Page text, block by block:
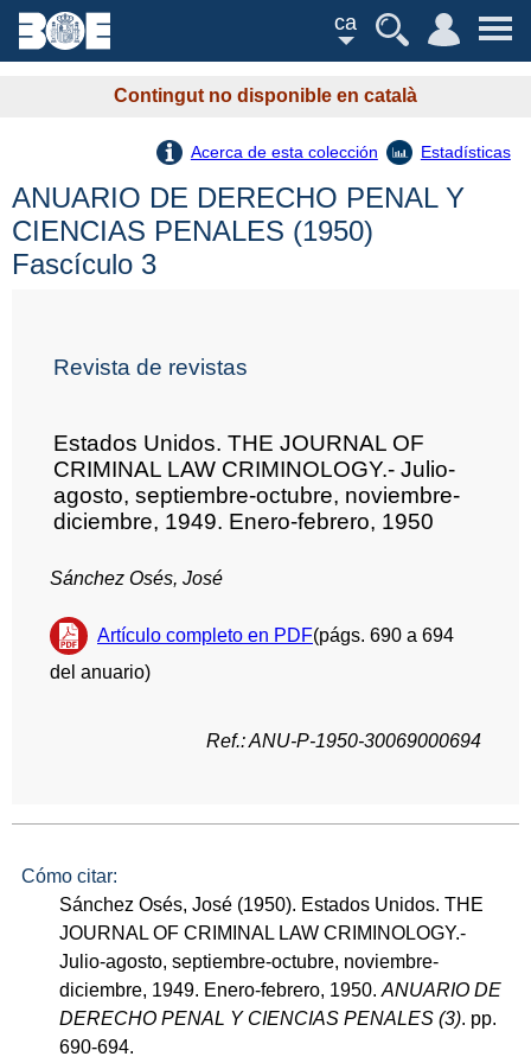
ca
Contingut no disponible en català
Acerca de esta colección Estadísticas
ANUARIO DE DERECHO PENAL Y
CIENCIAS PENALES (1950)
Fascículo 3
Revista de revistas
Estados Unidos. THE JOURNAL OF
CRIMINAL LAW CRIMINOLOGY.- Julio-
agosto, septiembre-octubre, noviembre-
diciembre, 1949. Enero-febrero, 1950
Sánchez Osés, José
Artículo completo en PDF(págs. 690 a 694
del anuario)
Ref.: ANU-P-1950-30069000694
Cómo citar:
Sánchez Osés, José (1950). Estados Unidos. THE
JOURNAL OF CRIMINAL LAW CRIMINOLOGY.-
Julio-agosto, septiembre-octubre, noviembre-
diciembre, 1949. Enero-febrero, 1950.ANUARIO DE
DERECHO PENAL Y CIENCIAS PENALES (3). pp.
690-694.